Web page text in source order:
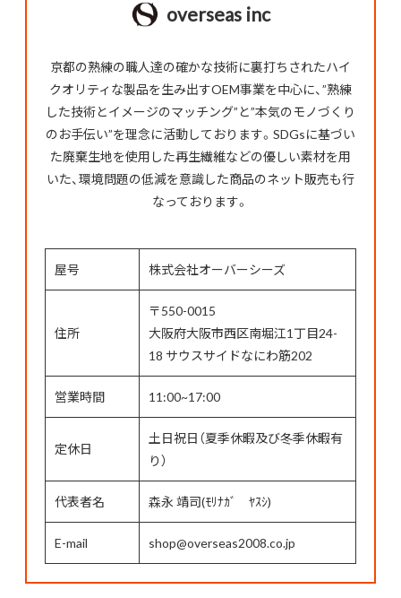
overseas inc
京都の熟練の職人達の確かな技術に裏打ちされたハイ
クオリティな製品を生み出すOEM事業を中心に、”熟練
した技術とイメージのマッチング”と”本気のモノづくり
のお手伝い”を理念に活動しております。SDGsに基づい
た廃棄生地を使用した再生繊維などの優しい素材を用
いた、環境問題の低減を意識した商品のネット販売も行
なっております。
屋号 株式会社オーバーシーズ
住所
〒550-0015
大阪府大阪市西区南堀江1丁目24-
18 サウスサイドなにわ筋202
営業時間 11:00~17:00
定休日
土日祝日（夏季休暇及び冬季休暇有
り）
代表者名 森永 靖司(ﾓﾘﾅｶﾞ ﾔｽｼ)
E-mail shop@overseas2008.co.jp